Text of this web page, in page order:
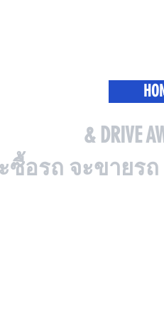
& DRIVE
ซื้อรถ จะขายรถ โ